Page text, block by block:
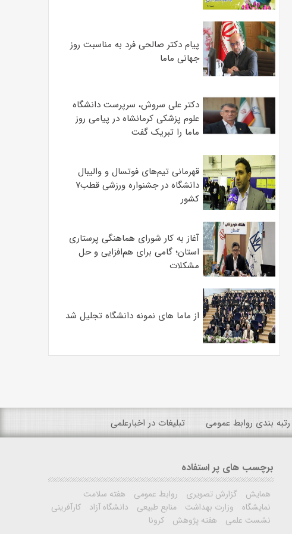
پیام دکتر صالحی فرد به مناسبت روز
جهانی ماما
دکتر علی سروش، سرپرست دانشگاه
علوم پزشکی کرمانشاه در پیامی روز
ماما را تبریک گفت
قهرمانی تیم‌های فوتسال و والیبال
دانشگاه در جشنواره ورزشی قطب۷
کشور
آغاز به کار شورای هماهنگی پرستاری
استان؛ گامی برای هم‌افزایی و حل
مشکلات
از ماما های نمونه دانشگاه تجلیل شد
رتبه بندی روابط عمومی تبلیغات در اخبارعلمی
برچسب های پر استفاده
همایش گزارش تصویری روابط عمومی
هفته سلامت
نمایشگاه
وزارت بهداشت منابع طبیعی دانشگاه آزاد
کارآفرینی
نشست علمی
هفته پژوهش کرونا